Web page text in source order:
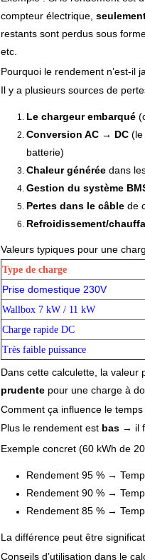
compteur électrique,
restants sont perdus sous
etc.
Pourquoi le rendement n’est-il
Il y a plusieurs sources de
Le chargeur embarqué
Conversion AC → DC(le
batterie)
Chaleur généréedans
Gestion du système
Pertes dans le câblede
Refroidissement/
Valeurs typiques pour une
Type de charge
Prise domestique 230V
Wallbox 7 kW / 11 kW
Charge rapide DC
Très faible puissance
Dans cette calculette, la valeur
prudente pour une charge à
Comment ça influence le
Plus le rendement est bas → il
Exemple concret (60 kWh de
Rendement 95 % →
Rendement 90 % →
Rendement 85 % →
La différence peut être
Conseils d’utilisation dans le